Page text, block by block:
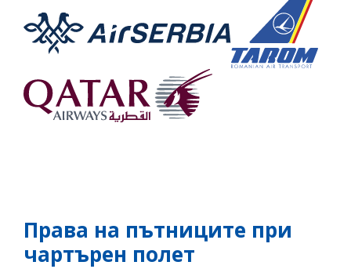
Права на пътниците при
чартърен полет